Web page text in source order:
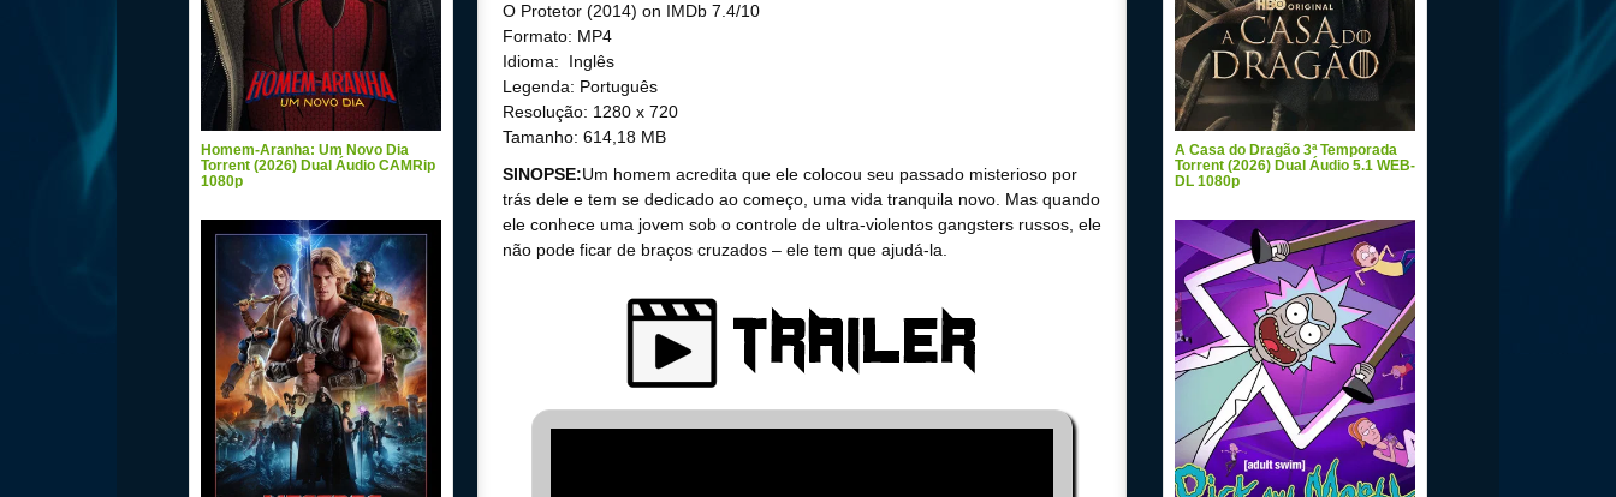
O Protetor (2014) on IMDb 7.4/10
Formato: MP4
Idioma: Inglês
Legenda: Português
Resolução: 1280 x 720
Tamanho: 614,18 MB
SINOPSE:Um homem acredita que ele colocou seu passado misterioso por
trás dele e tem se dedicado ao começo, uma vida tranquila novo. Mas quando
ele conhece uma jovem sob o controle de ultra-violentos gangsters russos, ele
não pode ficar de braços cruzados – ele tem que ajudá-la.
Homem-Aranha: Um Novo Dia
Torrent (2026) Dual Áudio CAMRip
1080p
A Casa do Dragão 3ª Temporada
Torrent (2026) Dual Áudio 5.1 WEB-
DL 1080p